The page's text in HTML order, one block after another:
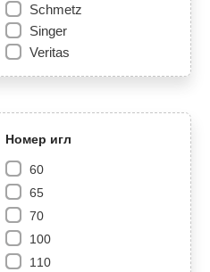
Schmetz
Singer
Veritas
Номер игл
60
65
70
100
110